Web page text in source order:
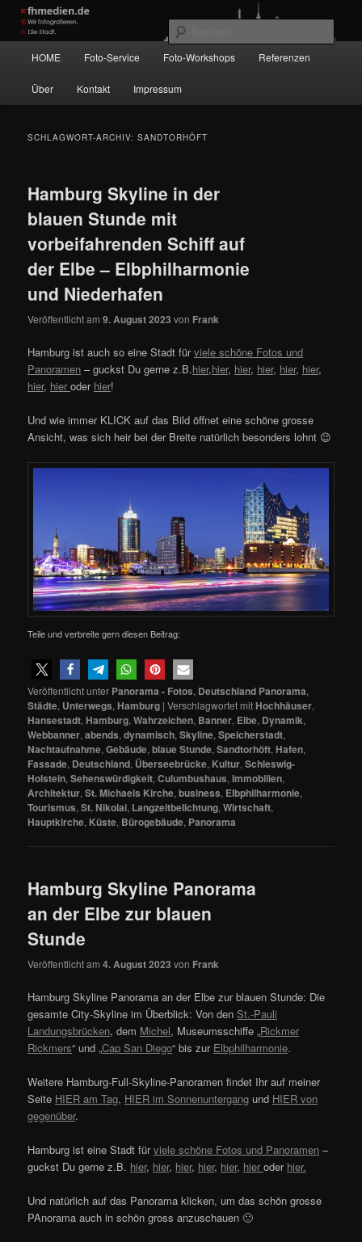
Zum
primären
Inhalt
springen
Zum
sekundären
Inhalt
springen
Wir fotografieren die Hauptstadt!
HOME Foto-Service Foto-Workshops Referenzen
Über Kontakt Impressum
SCHLAGWORT-ARCHIV:SANDTORHÖFT
Hamburg Skyline in der
blauen Stunde mit
vorbeifahrenden Schiff auf
der Elbe – Elbphilharmonie
und Niederhafen
Veröffentlicht am9. August 2023 von Frank
Hamburg ist auch so eine Stadt fürviele schöne Fotos und
Panoramen – guckst Du gerne z.B.hier,hier, hier, hier, hier, hier,
hier, hieroder hier!
Und wie immer KLICK auf das Bild öffnet eine schöne grosse
Ansicht, was sich heir bei der Breite natürlich besonders lohnt 😉
Teile und verbreite gern diesen Beitrag:
Veröffentlicht unter Panorama - Fotos, Deutschland Panorama,
Städte, Unterwegs, Hamburg |Verschlagwortet mit Hochhäuser,
Hansestadt, Hamburg,Wahrzeichen, Banner, Elbe, Dynamik,
Webbanner,abends,dynamisch,Skyline,Speicherstadt,
Nachtaufnahme,Gebäude,blaue Stunde,Sandtorhöft, Hafen,
Fassade, Deutschland, Überseebrücke, Kultur,Schleswig-
Holstein,Sehenswürdigkeit,Culumbushaus,Immobilien,
Architektur,St. Michaels Kirche,business, Elbphilharmonie,
Tourismus,St. Nikolai, Langzeitbelichtung,Wirtschaft,
Hauptkirche, Küste, Bürogebäude, Panorama
Hamburg Skyline Panorama
an der Elbe zur blauen
Stunde
Veröffentlicht am4. August 2023 von Frank
Hamburg Skyline Panorama an der Elbe zur blauen Stunde: Die
gesamte City-Skyline im Überblick: Von denSt.-Pauli
Landungsbrücken, dem Michel, Museumsschiffe „Rickmer
Rickmers“ und „Cap San Diego“ bis zur Elbphilharmonie.
Weitere Hamburg-Full-Skyline-Panoramen findet Ihr auf meiner
Seite HIER am Tag, HIER im Sonnenuntergang und HIER von
gegenüber.
Hamburg ist eine Stadt fürviele schöne Fotos und Panoramen –
guckst Du gerne z.B. hier, hier, hier, hier, hier, hieroder hier.
Und natürlich auf das Panorama klicken, um das schön grosse
PAnorama auch in schön gross anzuschauen 🙂